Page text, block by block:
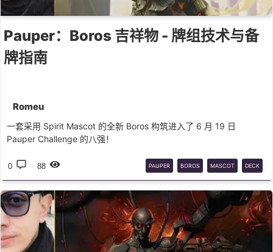
Pauper：Boros 吉祥物 - 牌组技术与备
牌指南
Romeu
一套采用 Spirit Mascot 的全新 Boros 构筑进入了 6 月 19 日
Pauper Challenge 的八强！
0 88 PAUPER BOROS MASCOT DECK
GUIDE